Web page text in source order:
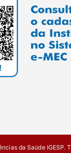
da Saúde IGESP.